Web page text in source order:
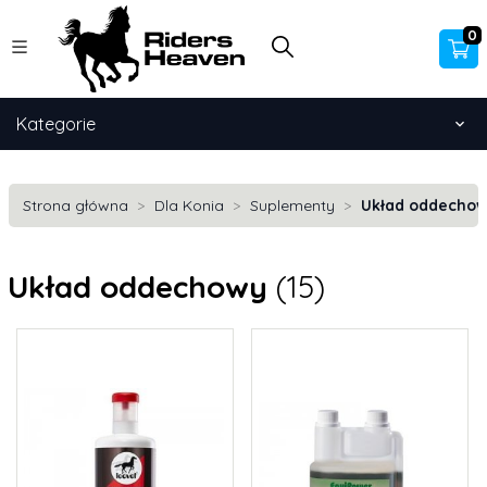
0
Kategorie
Strona główna Dla Konia Suplementy Układ
Układ oddechowy (15)